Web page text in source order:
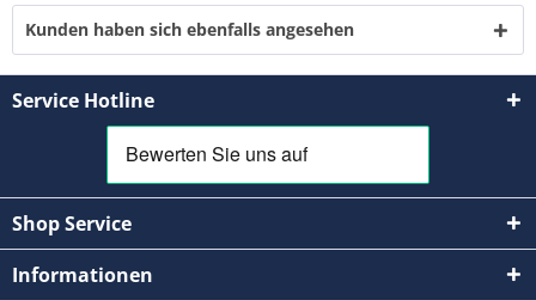
Kunden haben sich ebenfalls angesehen
Service Hotline
Shop Service
Informationen